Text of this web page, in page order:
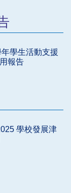
學生活動支援
報告
學校發展津